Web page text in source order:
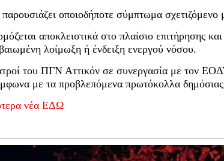
οποιοδήποτε σύμπτωμα σχετιζόμενο
αποκλειστικά στο πλαίσιο επιτήρησης
λοίμωξη ή ένδειξη ενεργού νόσου.
του ΠΓΝ Αττικόν σε συνεργασία με τον
με τα προβλεπόμενα πρωτόκολλα δημόσιας
νέα ΕΔΩ